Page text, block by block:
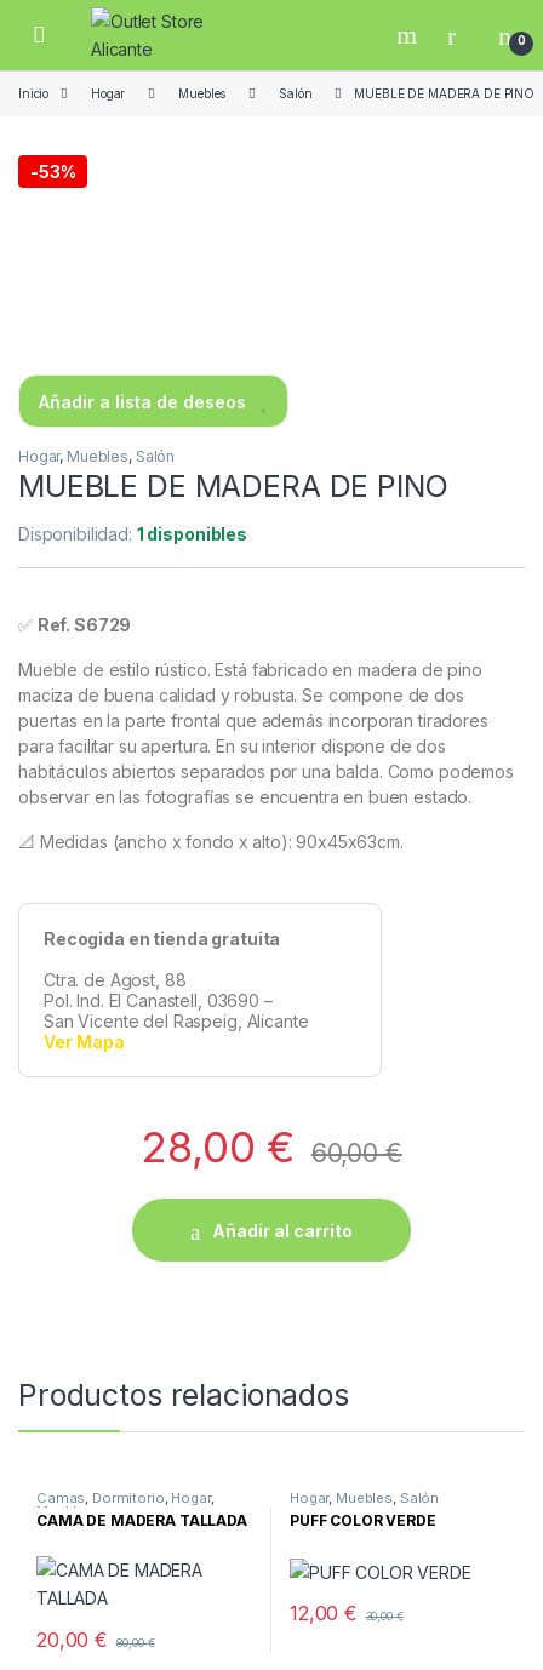
Skip to navigation
Skip to content
Open 0
Inicio Hogar Muebles Salón MUEBLE DE MADERA DE PINO
-53%
Añadir a lista de deseos
Hogar, Muebles, Salón
MUEBLE DE MADERA DE PINO
Disponibilidad: 1 disponibles
✅ Ref. S6729
Mueble de estilo rústico. Está fabricado en madera de pino
maciza de buena calidad y robusta. Se compone de dos
puertas en la parte frontal que además incorporan tiradores
para facilitar su apertura. En su interior dispone de dos
habitáculos abiertos separados por una balda. Como podemos
observar en las fotografías se encuentra en buen estado.
📐 Medidas (ancho x fondo x alto): 90x45x63cm.
Recogida en tienda gratuita
Ctra. de Agost, 88
Pol. Ind. El Canastell, 03690 –
San Vicente del Raspeig, Alicante
Ver Mapa
28,00 € 60,00€
Añadir al carrito
Productos relacionados
Camas, Dormitorio, Hogar,
Muebles
CAMA DE MADERA TALLADA
20,00€ 80,00€
Hogar, Muebles, Salón
PUFF COLOR VERDE
12,00€ 30,00€